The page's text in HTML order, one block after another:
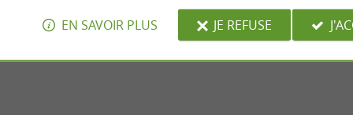
EN SAVOIR PLUS JE REFUSE